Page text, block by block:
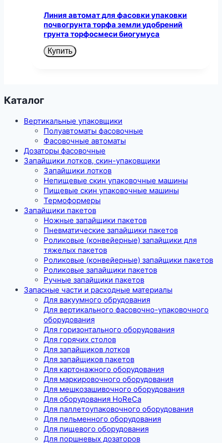
Линия автомат для фасовки упаковки
почвогрунта торфа земли удобрений
грунта торфосмеси биогумуса
Купить
Каталог
Вертикальные упаковщики
Полуавтоматы фасовочные
Фасовочные автоматы
Дозаторы фасовочные
Запайщики лотков, скин-упаковщики
Запайщики лотков
Непищевые скин упаковочные машины
Пищевые скин упаковочные машины
Термоформеры
Запайщики пакетов
Ножные запайщики пакетов
Пневматические запайщики пакетов
Роликовые (конвейерные) запайщики для
тяжелых пакетов
Роликовые (конвейерные) запайщики пакетов
Роликовые запайщики пакетов
Ручные запайщики пакетов
Запасные части и расходные материалы
Для вакуумного обрудования
Для вертикального фасовочно-упаковочного
оборудования
Для горизонтального оборудования
Для горячих столов
Для запайщиков лотков
Для запайщиков пакетов
Для картонажного оборудования
Для маркировочного оборудования
Для мешкозашивочного оборудования
Для оборудования HoReCa
Для паллетоупаковочного оборудования
Для пельменного оборудования
Для пищевого оборудования
Для поршневых дозаторов